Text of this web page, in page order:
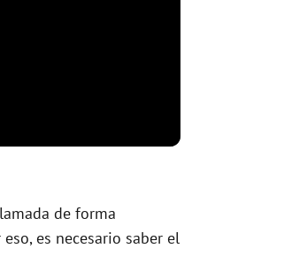
de forma
es necesario saber el